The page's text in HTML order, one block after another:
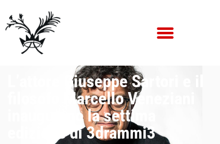
L’attore Giuseppe Sartori e il
filosofo Marcello Veneziani
inaugurano la settima
edizione di 3drammi3